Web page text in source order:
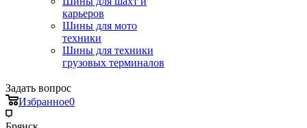
карьеров
Шины для мото
техники
Шины для техники
грузовых терминалов
Задать вопрос
Избранное0